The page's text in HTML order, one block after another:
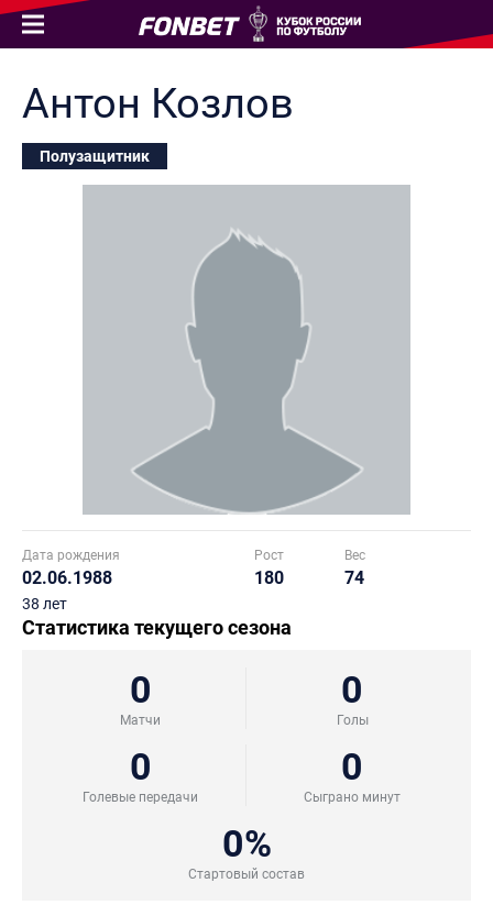
Антон Козлов
Полузащитник
Дата рождения
02.06.1988
38 лет
Рост
180
Вес
74
Статистика текущего сезона
0
Матчи
0
Голы
0
Голевые передачи
0
Сыграно минут
0%
Стартовый состав